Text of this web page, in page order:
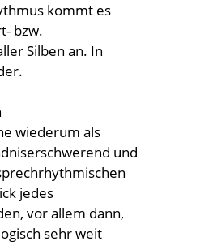
kommt es
bzw.
Silben an. In
wiederum als
und
jedes
vor allem dann,
sehr weit